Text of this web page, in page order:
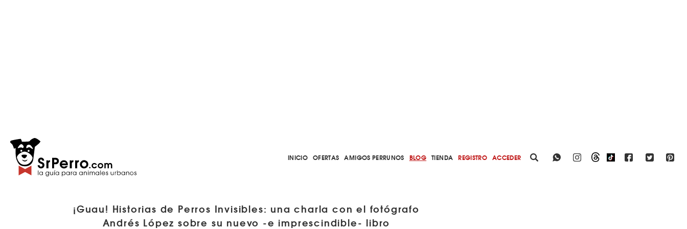
INICIO OFERTAS AMIGOS PERRUNOS BLOG TIENDA REGISTRO ACCEDER
¡Guau! Historias de Perros Invisibles: una charla con el fotógrafo
Andrés López sobre su nuevo -e imprescindible- libro